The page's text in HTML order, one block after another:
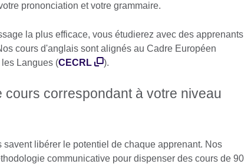
prononciation et votre grammaire.
la plus efficace, vous étudierez avec des apprenants
cours d'anglais sont alignés au Cadre Européen
Langues (CECRL ).
cours correspondant à votre niveau
savent libérer le potentiel de chaque apprenant. Nos
communicative pour dispenser des cours de 90